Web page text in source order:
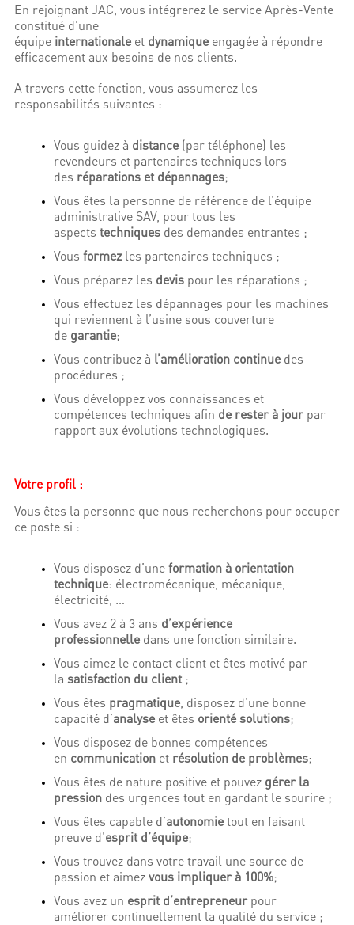
En rejoignant JAC, vous intégrerez le service Après-Vente
constitué d'une
équipe internationale et dynamique engagée à répondre
efficacement aux besoins de nos clients.
A travers cette fonction, vous assumerez les
responsabilités suivantes :
Vous guidez à distance (par téléphone) les
revendeurs et partenaires techniques lors
des réparations et dépannages;
Vous êtes la personne de référence de l’équipe
administrative SAV, pour tous les
aspects techniques des demandes entrantes ;
Vous formez les partenaires techniques ;
Vous préparez les devis pour les réparations ;
Vous effectuez les dépannages pour les machines
qui reviennent à l’usine sous couverture
de garantie;
Vous contribuez à l’amélioration continue des
procédures ;
Vous développez vos connaissances et
compétences techniques afin de rester à jourpar
rapport aux évolutions technologiques.
Votre profil :
Vous êtes la personne que nous recherchons pour occuper
ce poste si :
Vous disposez d’une formation à orientation
technique: électromécanique, mécanique,
électricité, …
Vous avez 2 à 3 ans d’expérience
professionnelle dans une fonction similaire.
Vous aimez le contact client et êtes motivé par
la satisfaction du client ;
Vous êtes pragmatique , disposez d’une bonne
capacité d’analyse et êtes orienté solutions;
Vous disposez de bonnes compétences
en communication et résolution de problèmes;
Vous êtes de nature positive et pouvez gérer la
pression des urgences tout en gardant le sourire ;
Vous êtes capable d’autonomie tout en faisant
preuve d’esprit d’équipe;
Vous trouvez dans votre travail une source de
passion et aimez vous impliquer à 100%;
Vous avez un esprit d’entrepreneurpour
améliorer continuellement la qualité du service ;